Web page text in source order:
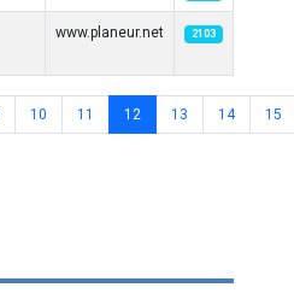
www.planeur.net 2103
Page 12 sur 58
10 11 12 13 14 15